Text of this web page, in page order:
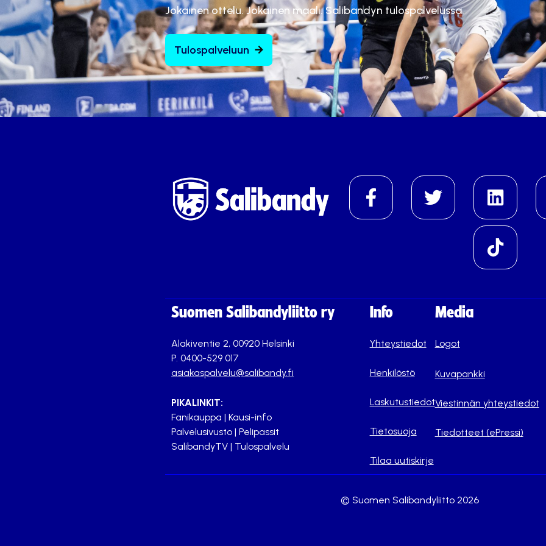
Jokainen ottelu. Jokainen maali. Salibandyn tulospalvelussa.
Tulospalveluun
Suomen Salibandyliitto ry
Alakiventie 2, 00920 Helsinki
P. 0400-529 017
asiakaspalvelu@salibandy.fi
PIKALINKIT:
Fanikauppa | Kausi-info
Palvelusivusto | Pelipassit
SalibandyTV | Tulospalvelu
Info
Yhteystiedot
Henkilöstö
Laskutustiedot
Tietosuoja
Tilaa uutiskirje
Media
Logot
Kuvapankki
Viestinnän yhteystiedot
Tiedotteet (ePressi)
© Suomen Salibandyliitto 2026